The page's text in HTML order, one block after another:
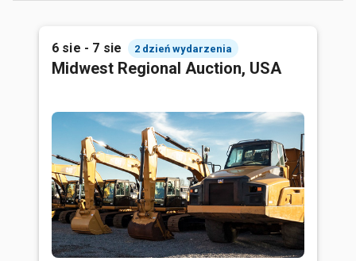
6 sie - 7 sie 2 dzień wydarzenia
Midwest Regional Auction, USA